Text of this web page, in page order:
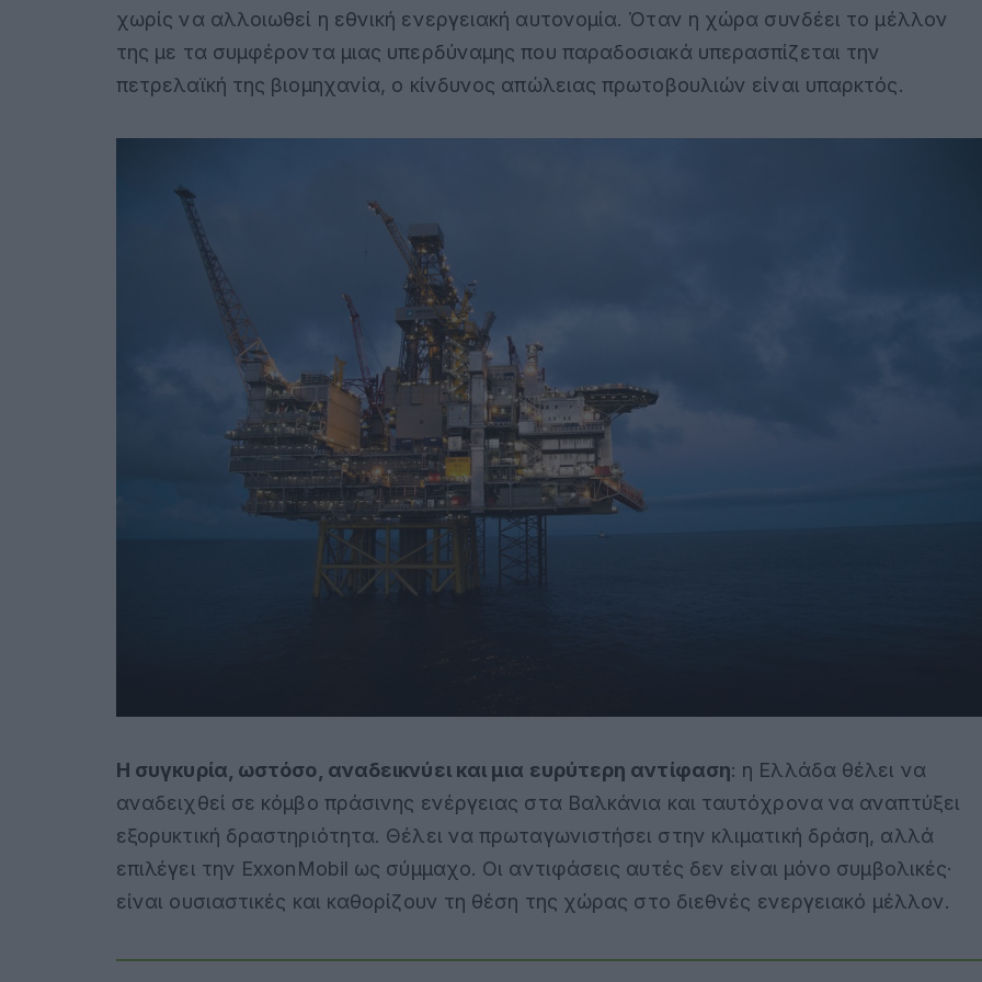
χωρίς να αλλοιωθεί η εθνική ενεργειακή αυτονομία. Όταν η χώρα συνδέει το μέλλον
της με τα συμφέροντα μιας υπερδύναμης που παραδοσιακά υπερασπίζεται την
πετρελαϊκή της βιομηχανία, ο κίνδυνος απώλειας πρωτοβουλιών είναι υπαρκτός.
Η συγκυρία, ωστόσο, αναδεικνύει και μια ευρύτερη αντίφαση: η Ελλάδα θέλει να
αναδειχθεί σε κόμβο πράσινης ενέργειας στα Βαλκάνια και ταυτόχρονα να αναπτύξει
εξορυκτική δραστηριότητα. Θέλει να πρωταγωνιστήσει στην κλιματική δράση, αλλά
επιλέγει την ExxonMobil ως σύμμαχο. Οι αντιφάσεις αυτές δεν είναι μόνο συμβολικές·
είναι ουσιαστικές και καθορίζουν τη θέση της χώρας στο διεθνές ενεργειακό μέλλον.